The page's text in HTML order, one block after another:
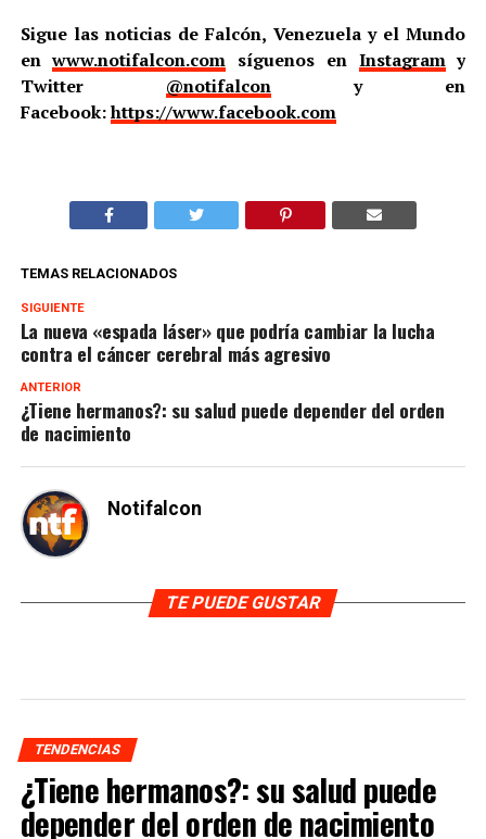
Sigue las noticias de Falcón, Venezuela y el Mundo
enwww.notifalcon.com síguenos en Instagramy
Twitter @notifalcony en
Facebook:https://www.facebook.com
TEMAS RELACIONADOS
SIGUIENTE
La nueva «espada láser» que podría cambiar la lucha
contra el cáncer cerebral más agresivo
ANTERIOR
¿Tiene hermanos?: su salud puede depender del orden
de nacimiento
Notifalcon
TE PUEDE GUSTAR
TENDENCIAS
¿Tiene hermanos?: su salud puede
depender del orden de nacimiento